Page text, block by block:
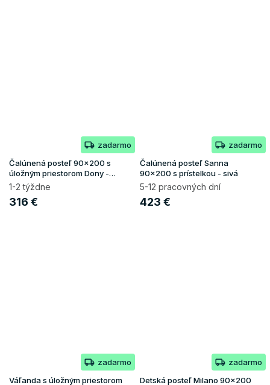
zadarmo
Čalúnená posteľ 90x200 s
úložným priestorom Dony -
ružová
1-2 týždne
316 €
zadarmo
Čalúnená posteľ Sanna
90x200 s prístelkou - sivá
5-12 pracovných dní
423 €
zadarmo
Váľanda s úložným priestorom
zadarmo
Detská posteľ Milano 90x200